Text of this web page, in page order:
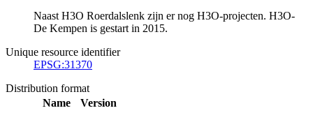
Naast H3O Roerdalslenk zijn er nog H3O-projecten. H3O-
De Kempen is gestart in 2015.
Unique resource identifier
EPSG:31370
Distribution format
Name
Version